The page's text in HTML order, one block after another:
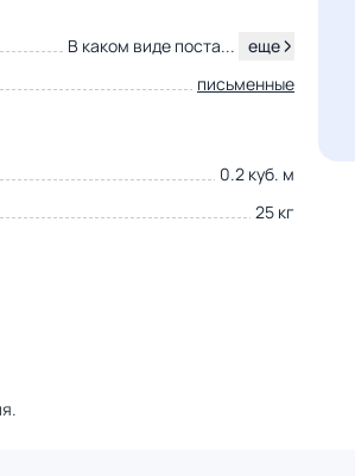
В каком виде поста... еще
письменные
0.2 куб. м
25 кг